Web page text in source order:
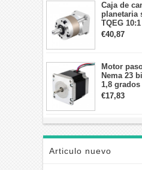
Caja de
planetaria
TQEG 10:1
arcmin
€40,87
Motor
Nema 23
1,8 grados
2,8A 2,5V
€17,83
Articulo nuevo